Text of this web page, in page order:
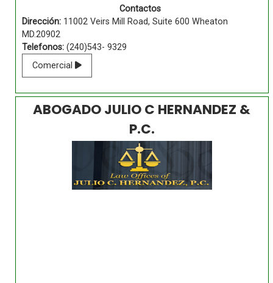
Contactos
Dirección:11002 Veirs Mill Road, Suite 600 Wheaton
MD.20902
Telefonos:(240)543- 9329
Comercial
ABOGADO JULIO C HERNANDEZ &
P.C.